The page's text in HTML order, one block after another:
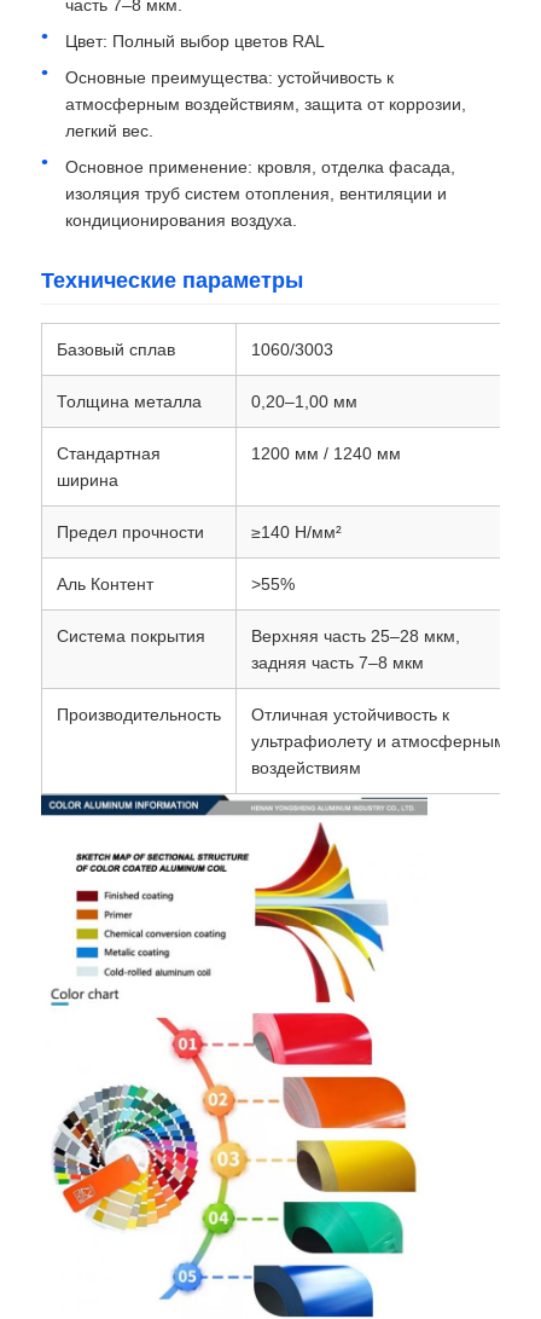
Алюминиевый круг
Алюминиевая катушка с цветом
алюминиевая катушка
Алюминиевая катушка прокладки
Алюминиевая клетчатая пластина
Выбитый алюминий
Алюминиевые сотовые панели
часть 7–8 мкм.
Цвет: Полный выбор цветов RAL
Основные преимущества: устойчивость к
атмосферным воздействиям, защита от коррозии,
легкий вес.
Основное применение: кровля, отделка фасада,
изоляция труб систем отопления, вентиляции и
кондиционирования воздуха.
Технические параметры
Базовый сплав 1060/3003
Толщина металла 0,20–1,00 мм
Стандартная
ширина
1200 мм / 1240 мм
Предел прочности ≥140 Н/мм²
Аль Контент >55%
Система покрытия
Верхняя часть 25–28 мкм,
задняя часть 7–8 мкм
Производительность
Отличная устойчивость к
ультрафиолету и атмосферным
воздействиям